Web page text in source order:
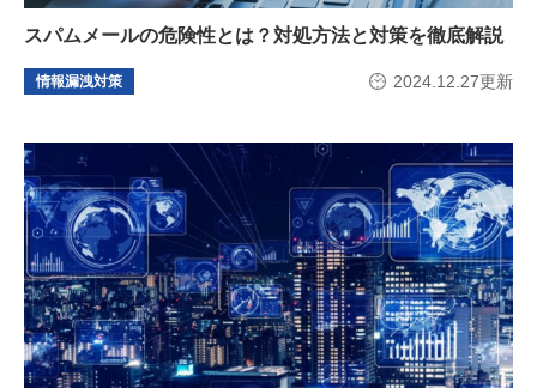
スパムメールの危険性とは？対処方法と対策を徹底解説
情報漏洩対策 2024.12.27更新